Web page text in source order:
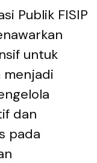
Publik FISIP
untuk
menjadi
dan
pada